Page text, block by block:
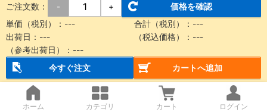
ご注文数： - +
価格を確認
単価（税別）： --- 合計（税別）： ---
出荷日： --- （税込価格）： ---
（参考出荷日）： ---
今すぐ注文
カートへ追加
ホーム カテゴリ カート ログイン